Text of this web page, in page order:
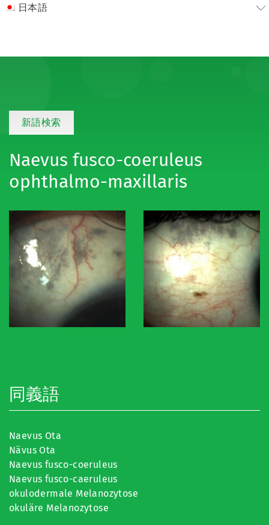
日本語
新語検索
Naevus fusco-coeruleus
ophthalmo-maxillaris
同義語
Naevus Ota
Nävus Ota
Naevus fusco-coeruleus
Naevus fusco-caeruleus
okulodermale Melanozytose
okuläre Melanozytose